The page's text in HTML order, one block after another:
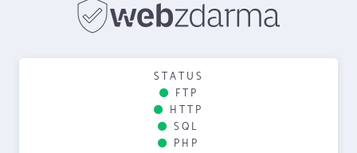
STATUS
FTP
HTTP
SQL
PHP